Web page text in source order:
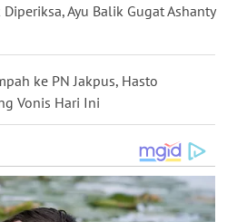
Ayu Balik Gugat Ashanty
ke PN Jakpus, Hasto
Vonis Hari Ini